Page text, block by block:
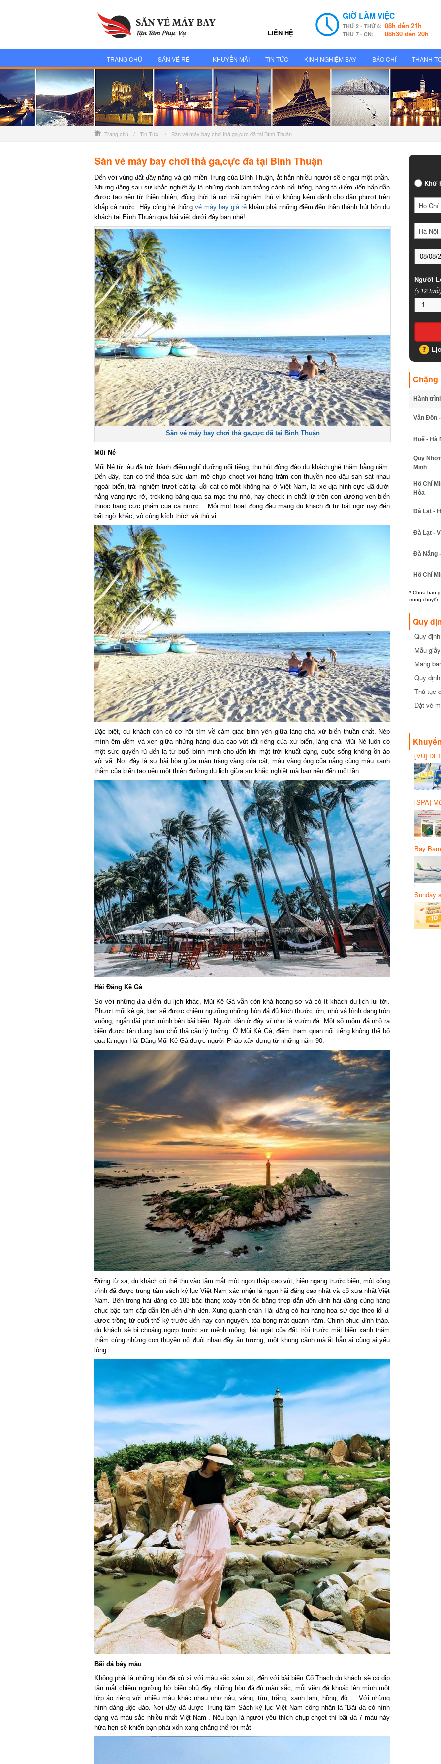
LIÊN HỆ
GIỜ LÀM VIỆC
THỨ 2 - THỨ 6:08h đến 21h
THỨ 7 - CN: 08h30 đến 20h
TRANG CHỦ SĂN VÉ RẺ KHUYẾN MÃI TIN TỨC KINH NGHIỆM BAY BÁO CHÍ THANH
Trang chủ / Tin Tức / Săn vé máy bay chơi thả ga,cực đã tại Bình Thuận
Săn vé máy bay chơi thả ga,cực đã tại Bình Thuận
Đến với vùng đất đầy nắng và gió miền Trung của Bình Thuận, ắt hẳn nhiều người sẽ e ngại một phần.
Nhưng đằng sau sự khắc nghiệt ấy là những danh lam thắng cảnh nổi tiếng, hàng tá điểm đến hấp dẫn
được tạo nên từ thiên nhiên, đồng thời là nơi trải nghiệm thú vị không kém dành cho dân phượt trên
khắp cả nước. Hãy cùng hệ thốngvé máy bay giá rẻkhám phá những điểm đến thần thánh hút hồn du
khách tại Bình Thuận qua bài viết dưới đây bạn nhé!
Săn vé máy bay chơi thả ga,cực đã tại Bình Thuận
Mũi Né
Mũi Né từ lâu đã trở thành điểm nghỉ dưỡng nổi tiếng, thu hút đông đảo du khách ghé thăm hằng năm.
Đến đây, bạn có thể thỏa sức đam mê chụp choẹt với hàng trăm con thuyền neo đậu san sát nhau
ngoài biển, trải nghiệm trượt cát tại đồi cát có một không hai ở Việt Nam, lái xe địa hình cực đã dưới
nắng vàng rực rỡ, trekking băng qua sa mạc thu nhỏ, hay check in chất lừ trên con đường ven biển
thuộc hàng cực phẩm của cả nước… Mỗi một hoạt động đều mang du khách đi từ bất ngờ này đến
bất ngờ khác, vô cùng kích thích và thú vị.
Đặc biệt, du khách còn có cơ hội tìm về cảm giác bình yên giữa làng chài xứ biển thuần chất. Nép
mình êm đềm và xen giữa những hàng dừa cao vút rất riêng của xứ biển, làng chài Mũi Né luôn có
một sức quyến rũ đến lạ từ buổi bình minh cho đến khi mặt trời khuất dạng, cuộc sống không ồn ào
vội vã. Nơi đây là sự hài hòa giữa màu trắng vàng của cát, màu vàng óng của nắng cùng màu xanh
thẳm của biển tạo nên một thiên đường du lịch giữa sự khắc nghiệt mà bạn nên đến một lần.
Hải Đăng Kê Gà
So với những địa điểm du lịch khác, Mũi Kê Gà vẫn còn khá hoang sơ và có ít khách du lịch lui tới.
Phượt mũi kê gà, bạn sẽ được chiêm ngưỡng những hòn đá đủ kích thước lớn, nhỏ và hình dạng tròn
vuông, ngắn dài phơi mình bên bãi biển. Người dân ở đây ví như là vườn đá. Một số mỏm đá nhô ra
biển được tận dụng làm chỗ thả câu lý tưởng. Ở Mũi Kê Gà, điểm tham quan nổi tiếng không thể bỏ
qua là ngọn Hải Đăng Mũi Kê Gà được người Pháp xây dựng từ những năm 90.
Đứng từ xa, du khách có thể thu vào tầm mắt một ngọn tháp cao vút, hiên ngang trước biển, một công
trình đã được trung tâm sách kỷ lục Việt Nam xác nhận là ngọn hải đăng cao nhất và cổ xưa nhất Việt
Nam. Bên trong hải đăng có 183 bậc thang xoáy trôn ốc bằng thép dẫn đến đỉnh hải đăng cùng hàng
chục bậc tam cấp dẫn lên đến đỉnh đèn. Xung quanh chân Hải đăng có hai hàng hoa sứ dọc theo lối đi
được trồng từ cuối thế kỷ trước đến nay còn nguyên, tỏa bóng mát quanh năm. Chinh phục đỉnh tháp,
du khách sẽ bị choáng ngợp trước sự mênh mông, bát ngát của đất trời trước mặt biển xanh thăm
thẳm cùng những con thuyền nối đuôi nhau đầy ấn tượng, một khung cảnh mà ắt hẳn ai cũng ai yếu
lòng.
Bãi đá bảy màu
Không phải là những hòn đá xù xì với màu sắc xám xịt, đến với bãi biển Cổ Thạch du khách sẽ có dịp
tận mắt chiêm ngưỡng bờ biển phủ đầy những hòn đá đủ màu sắc, mỗi viên đá khoác lên mình một
lớp áo riêng với nhiều màu khác nhau như nâu, vàng, tím, trắng, xanh lam, hồng, đỏ…. Với những
hình dáng độc đáo. Nơi đây đã được Trung tâm Sách kỷ lục Việt Nam công nhận là “Bãi đá có hình
dạng và màu sắc nhiều nhất Việt Nam”. Nếu bạn là người yêu thích chụp chọet thì bãi đá 7 màu này
hứa hẹn sẽ khiến bạn phải xốn xang chẳng thể rời mắt.
Khứ
Hồ Chí
Hà Nội
Người
(>12 tuổi)
Chặng
Hành trình*
Vân Đồn -
Huế - Hà
Quy Nhơn
Minh
Hồ Chí
Hòa
Đà Lạt -
Đà Lạt -
Đà Nẵng -
Hồ Chí
* Chưa bao
trong chuyến
Quy
Quy
cần biết
Mẫu
Mang
Quy
Thủ tục
Đặt vé
[VU] Đi
giảm
[SPA]
20%
Bay
Sunday